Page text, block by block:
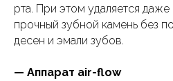
рта. При этом удаляется
прочный зубной камень без
десен и эмали зубов.
— Аппарат air-flow